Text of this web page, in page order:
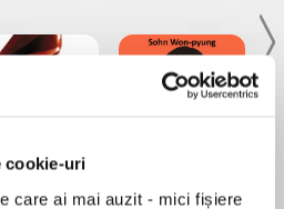
cookie-uri
care ai mai auzit - mici fișiere
se îmbracă de
la...
Weisberger Sohn Won-pyung